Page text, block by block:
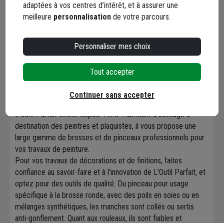
Marque L'Outil Parfait
L'Outil Parfait existe depuis 1920. Fabricant d'outillage à
destination des peintres et plaquistes, il vous propose une
large gamme de brosses et de pinceaux professionnels pour
vos travaux de peinture.
Pour vos travaux de décorations et de finitions, faites
confiance au savoir-faire et à l'innovation de L'Outil Parfait, et
optez pour des outils de qualité. Du pinceau pour usage
spécifique à la brosse ronde, avec des poils en soies ou en
mélanges synthétiques, les manches sont collés ou sertis
anti-gonflement. Quant aux rouleaux, ils sont fiables et
adaptées à vos centres d’intérêt, et à assurer une
meilleure personnalisation de votre parcours.
Personnaliser mes choix
Tout accepter
Continuer sans accepter